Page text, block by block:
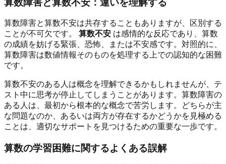
算数障害と算数不安：違いを理解する
算数障害と算数不安は共存することもありますが、区別する
ことが不可欠です。 算数不安 は感情的な反応であり、算数
の成績を妨げる緊張、恐怖、または不安感です。対照的に、
算数障害は数値情報そのものを処理する上での認知的な困難
です。
算数不安のある人は概念を理解できるかもしれませんが、テ
スト中に思考が停止してしまうことがあります。算数障害の
ある人は、最初から根本的な概念で苦労します。どちらが主
な問題なのか、あるいは両方が存在するかどうかを見極める
ことは、適切なサポートを見つけるための重要な一歩です。
算数の学習困難に関するよくある誤解